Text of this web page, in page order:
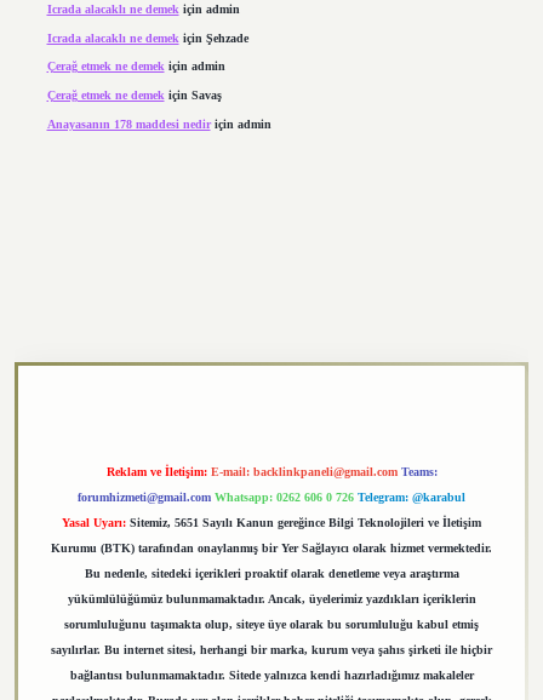
Icrada alacaklı ne demek için admin
Icrada alacaklı ne demek için Şehzade
Çerağ etmek ne demekiçin admin
Çerağ etmek ne demek için Savaş
Anayasanın 178 maddesi nediriçin admin
Reklam ve İletişim: E-mail: backlinkpaneli@gmail.com Teams:
forumhizmeti@gmail.com Whatsapp: 0262 606 0 726 Telegram: @karabul
Yasal Uyarı: Sitemiz, 5651 Sayılı Kanun gereğince Bilgi Teknolojileri ve İletişim
Kurumu (BTK) tarafından onaylanmış bir Yer Sağlayıcı olarak hizmet vermektedir.
Bu nedenle, sitedeki içerikleri proaktif olarak denetleme veya araştırma
yükümlülüğümüz bulunmamaktadır. Ancak, üyelerimiz yazdıkları içeriklerin
sorumluluğunu taşımakta olup, siteye üye olarak bu sorumluluğu kabul etmiş
sayılırlar. Bu internet sitesi, herhangi bir marka, kurum veya şahıs şirketi ile hiçbir
bağlantısı bulunmamaktadır. Sitede yalnızca kendi hazırladığımız makaleler